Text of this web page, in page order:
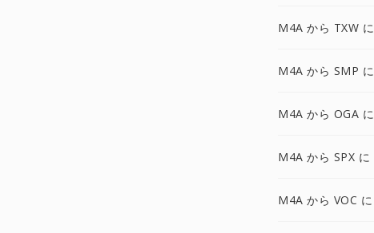
M4A から TXW に
M4A から SMP に
M4A から OGA に
M4A から SPX に
M4A から VOC に